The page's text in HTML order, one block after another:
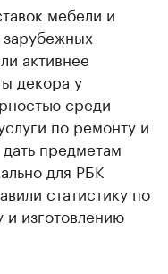
мебели и
активнее
декора у
среди
по ремонту и
предметам
для РБК
статистику по
и изготовлению